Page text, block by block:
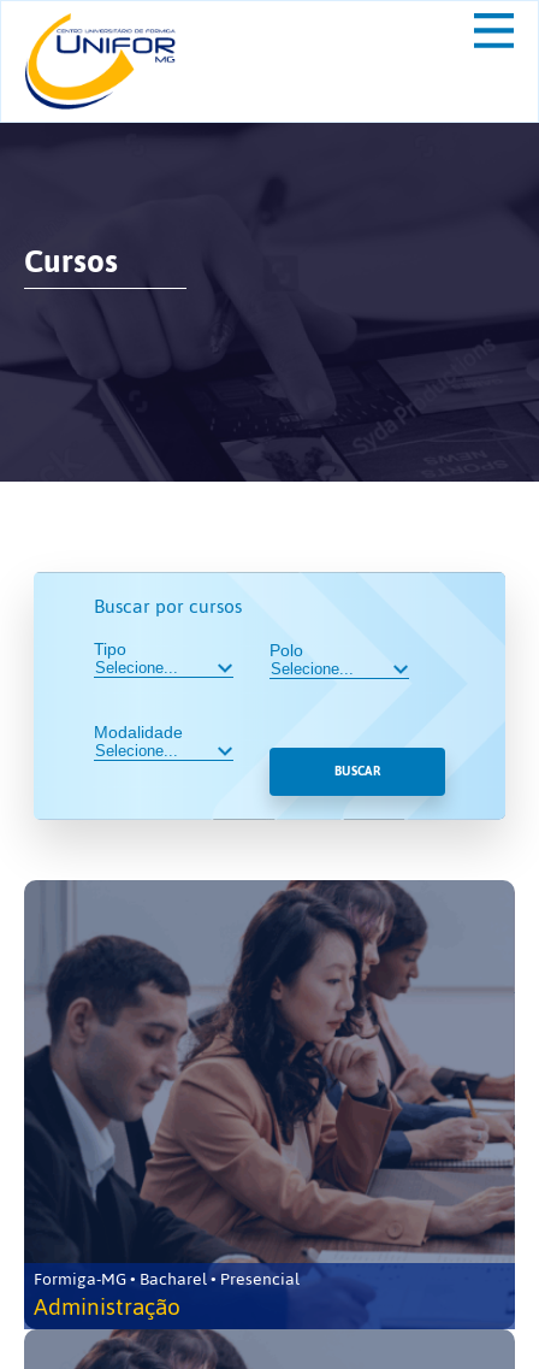
Cursos
Buscar por cursos
Tipo
Modalidade
Polo
BUSCAR
Formiga-MG • Bacharel • Presencial
Administração